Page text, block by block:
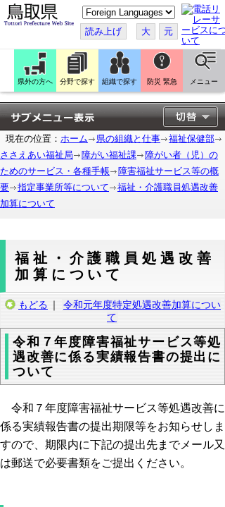
こ
の
ペ
ー
ジ
翻
訳
す
る
読み上げ 大 元
県外の方へ 分野で探す 組織で探す 防災 緊急 メニュー
現在の位置： ホーム 県の組織と仕事
福祉保健部
ささえあい福祉局
障がい福祉課
障がい者（児）の
ためのサービス・各種手帳
障害福祉サービス等の概
要
指定事業所等について
福祉・介護職員処遇改善
加算について
福祉・介護職員処遇改善
加算について
もどる ｜
令和元年度特定処遇改善加算につい
て
令和７年度障害福祉サービス等処
遇改善に係る実績報告書の提出に
ついて
令和７年度障害福祉サービス等処遇改善に
係る実績報告書の提出期限等をお知らせしま
すので、期限内に下記の提出先までメール又
は郵送で必要書類をご提出ください。